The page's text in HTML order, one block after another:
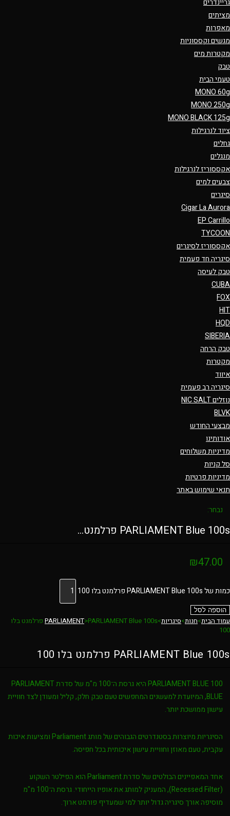
גריינדרים
מציתים
מאפרות
מגשים וקססוניות
מקטרות מים
טבק
טעמי הבית
MONO 60g
MONO 250g
MONO BLACK 125g
ציוד לנרגילות
גחלים
מנגלים
אקססוריז לנרגילות
צבעים למים
סיגרים
Cigar La Aurora
EP Carrillo
TYCOON
אקססוריז לסיגרים
סיגריה חד פעמית
טבק לעיסה
CUBA
FOX
HIT
HQD
SIBERIA
טבק הרחה
מקטרות
איווד
סיגריה רב פעמית
נוזלים NIC SALT
BLVK
מבצעי החודש
אודותינו
מדיניות משלוחים
סל קניות
מדיניות פרטיות
תנאי שימוש באתר
נבחר:
PARLIAMENT Blue 100s פרלמנט…
₪47.00
כמות של PARLIAMENT Blue 100s פרלמנט בלו 100
הוספה לסל
עמוד הבית>חנות>סיגריות>
PARLIAMENT>
PARLIAMENT Blue 100s פרלמנט בלו
100
PARLIAMENT Blue 100s פרלמנט בלו 100
PARLIAMENT BLUE 100היא גרסת ה־100 מ"מ של סדרת
PARLIAMENT
BLUE, המיועדת למעשנים המחפשים טעם טבק חלק, קליל ומעודן לצד חוויית
עישון ממושכת יותר.
הסיגריות מיוצרות בסטנדרטים הגבוהים של מותגParliamentומציעות איכות
עקבית, טעם מאוזן וחוויית עישון איכותית בכל חפיסה.
אחד המאפיינים הבולטים של סדרתParliamentהוא הפילטר השקוע
(Recessed Filter)
, המעניק למותג את אופיו הייחודי. גרסת ה־100 מ"מ
מוסיפה אורך סיגריה גדול יותר למי שמעדיף פורמט ארוך.